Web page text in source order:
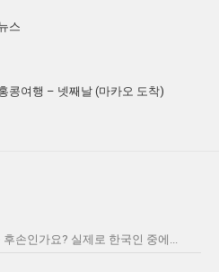
스
콩여행 – 넷째날 (마카오 도착)
손인가요? 실제로 한국인 중에...